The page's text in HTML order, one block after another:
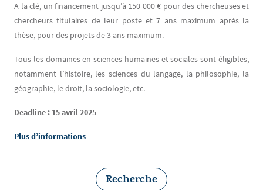
A la clé, un financement jusqu’à 150 000 € pour des chercheuses et
chercheurs titulaires de leur poste et 7 ans maximum après la
thèse, pour des projets de 3 ans maximum.
Tous les domaines en sciences humaines et sociales sont éligibles,
notamment l’histoire, les sciences du langage, la philosophie, la
géographie, le droit, la sociologie, etc.
Deadline : 15 avril 2025
Plus d’informations
Recherche